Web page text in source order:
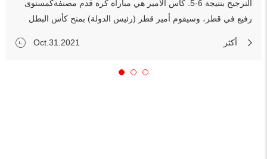
الترجيح بنتيجة 6-5. كأس الأمير هي مباراة كرة قدم مصنفةكمستوى
رفيع في قطر، وسيقوم أمير قطر (رئيس الدولة) بمنح كأس البطل
مشاهدة على مدار العام، اجتذب كأس الأمير مجموعةواسعة من
Oct.31.2021 أكثر